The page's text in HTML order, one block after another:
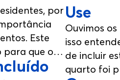
por
Este
que o
desde o
Use
Ouvimos
isso
de incluir
quarto foi